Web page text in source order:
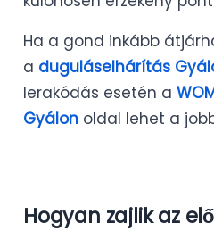
Ha a gond inkább
a duguláselhárítás
lerakódás esetén a
Gyálon oldal lehet a
Hogyan zajlik az